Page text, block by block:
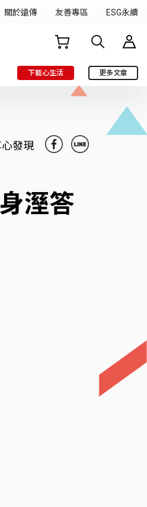
下載心生活 更多文章
發現
溼答